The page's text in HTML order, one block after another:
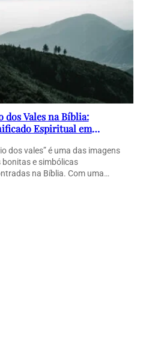
dos Vales na Bíblia:
Espiritual em
dos vales” é uma das imagens
bonitas e simbólicas
na Bíblia. Com uma